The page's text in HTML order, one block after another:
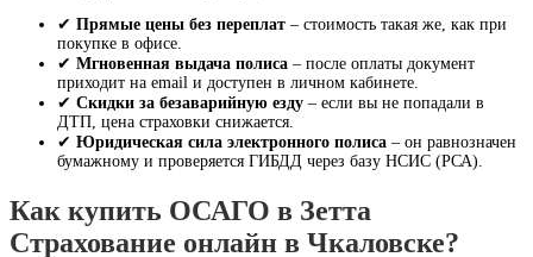
✔ Прямые цены без переплат – стоимость такая же, как при
покупке в офисе.
✔ Мгновенная выдача полиса – после оплаты документ
приходит на email и доступен в личном кабинете.
✔ Скидки за безаварийную езду – если вы не попадали в
ДТП, цена страховки снижается.
✔ Юридическая сила электронного полиса – он равнозначен
бумажному и проверяется ГИБДД через базу НСИС (РСА).
Как купить ОСАГО в Зетта
Страхование онлайн в Чкаловске?